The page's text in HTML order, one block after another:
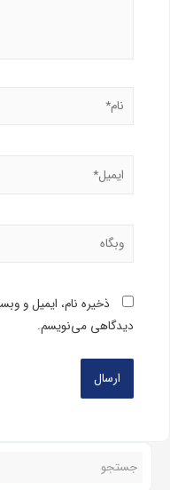
ذخیره نام، ایمیل و
دیدگاهی می‌نویسم.